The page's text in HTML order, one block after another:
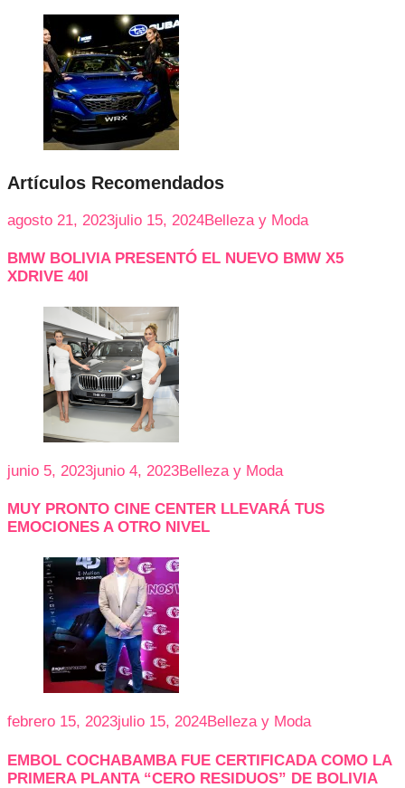
Artículos Recomendados
agosto 21, 2023julio 15, 2024Belleza y Moda
BMW BOLIVIA PRESENTÓ EL NUEVO BMW X5
XDRIVE 40I
junio 5, 2023junio 4, 2023Belleza y Moda
MUY PRONTO CINE CENTER LLEVARÁ TUS
EMOCIONES A OTRO NIVEL
febrero 15, 2023julio 15, 2024Belleza y Moda
EMBOL COCHABAMBA FUE CERTIFICADA COMO LA
PRIMERA PLANTA “CERO RESIDUOS” DE BOLIVIA